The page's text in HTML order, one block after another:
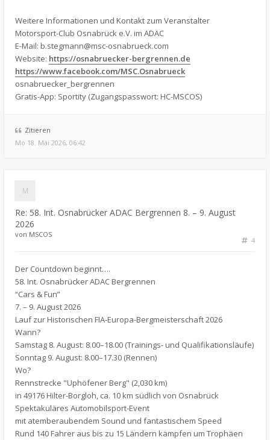
Weitere Informationen und Kontakt zum Veranstalter
Motorsport-Club Osnabrück e.V. im ADAC
E-Mail: b.stegmann@msc-osnabrueck.com
Website: https://osnabruecker-bergrennen.de
https://www.facebook.com/MSC.Osnabrueck
osnabruecker_bergrennen
Gratis-App: Sportity (Zugangspasswort: HC-MSCOS)
Zitieren
Mo 18. Mai 2026, 06:42
Re: 58. Int. Osnabrücker ADAC Bergrennen 8. – 9. August
2026
4
von MSCOS
Der Countdown beginnt….
58. Int. Osnabrücker ADAC Bergrennen
“Cars & Fun”
7. – 9. August 2026
Lauf zur Historischen FIA-Europa-Bergmeisterschaft 2026
Wann?
Samstag 8. August: 8.00–18.00 (Trainings- und Qualifikationsläufe)
Sonntag 9. August: 8.00–17.30 (Rennen)
Wo?
Rennstrecke "Uphöfener Berg" (2,030 km)
in 49176 Hilter-Borgloh, ca. 10 km südlich von Osnabrück
Spektakuläres Automobilsport-Event
mit atemberaubendem Sound und fantastischem Speed
Rund 140 Fahrer aus bis zu 15 Ländern kämpfen um Trophäen